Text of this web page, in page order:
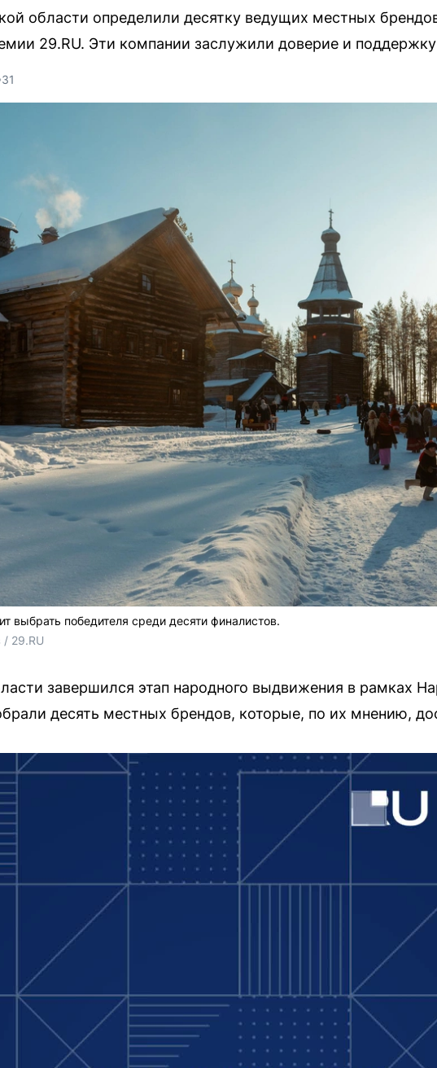
области определили десятку ведущих местных
29.RU. Эти компании заслужили доверие и
31
выбрать победителя среди десяти финалистов.
29.RU
завершился этап народного выдвижения в рамках
десять местных брендов, которые, по их мнению,